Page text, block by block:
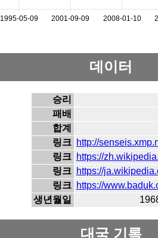
1995-05-09 2001-09-09 2008-01-10
데이터
승리
패배
합계
링크 http://
링크 https://
링크 https://
링크 https://
생년월일
대국 기록